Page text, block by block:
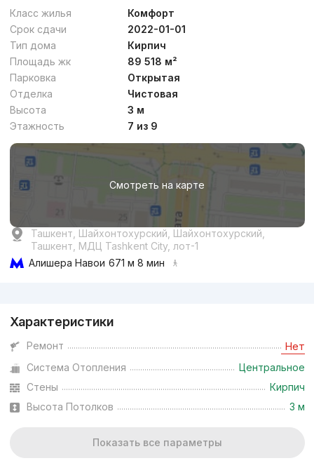
от сум /м²
Сдан,Rieltor14
3к квартира, 70 м²
+998 (50) 715...
от22 млн сум
Сдан,Luiza
3к квартира, 72 м²
+998 (90) 990...
Класс жилья
Комфорт
Срок сдачи
2022-01-01
Тип дома
Кирпич
Площадь жк
89 518 м²
Парковка
Открытая
Отделка
Чистовая
Высота
3 м
Этажность
7 из 9
Смотреть на карте
Ташкент, Шайхонтохурский, Шайхонтохурский,
Ташкент, МДЦ Tashkent City, лот-1
Алишера Навои 671 м 8 мин
Характеристики
Ремонт Нет
Система Отопления
Центральное
Стены
Кирпич
Высота Потолков
3 м
Показать все параметры